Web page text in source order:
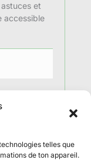
telles que
de ton appareil.
et
accessible
Article suivant→